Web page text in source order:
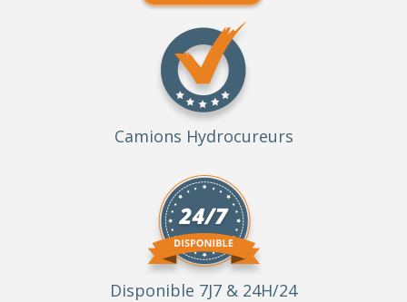
Camions Hydrocureurs
Disponible 7J7 & 24H/24